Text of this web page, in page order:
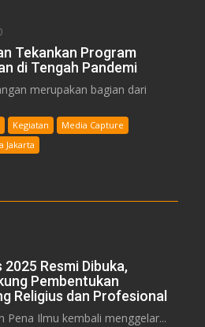
Tekankan Program
di Tengah Pandemi
merupakan bagian dari
Kegiatan
Media Capture
Jakarta
Resmi Dibuka,
Pembentukan
Religius dan Profesional
Pena Ilmu kembali menggelar...